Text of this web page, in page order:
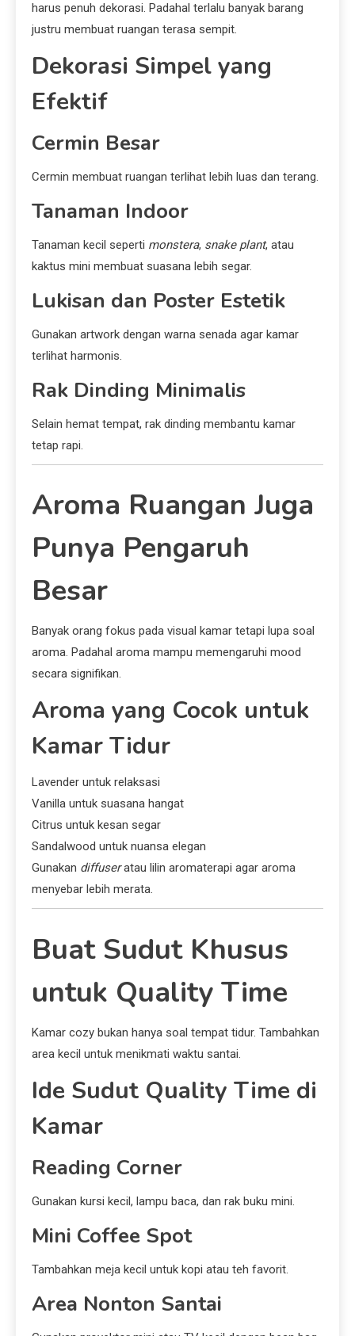
harus penuh dekorasi. Padahal terlalu banyak barang
justru membuat ruangan terasa sempit.
Dekorasi Simpel yang
Efektif
Cermin Besar
Cermin membuat ruangan terlihat lebih luas dan terang.
Tanaman Indoor
Tanaman kecil seperti monstera, snake plant, atau
kaktus mini membuat suasana lebih segar.
Lukisan dan Poster Estetik
Gunakan artwork dengan warna senada agar kamar
terlihat harmonis.
Rak Dinding Minimalis
Selain hemat tempat, rak dinding membantu kamar
tetap rapi.
Aroma Ruangan Juga
Punya Pengaruh
Besar
Banyak orang fokus pada visual kamar tetapi lupa soal
aroma. Padahal aroma mampu memengaruhi mood
secara signifikan.
Aroma yang Cocok untuk
Kamar Tidur
Lavender untuk relaksasi
Vanilla untuk suasana hangat
Citrus untuk kesan segar
Sandalwood untuk nuansa elegan
Gunakan diffuseratau lilin aromaterapi agar aroma
menyebar lebih merata.
Buat Sudut Khusus
untuk Quality Time
Kamar cozy bukan hanya soal tempat tidur. Tambahkan
area kecil untuk menikmati waktu santai.
Ide Sudut Quality Time di
Kamar
Reading Corner
Gunakan kursi kecil, lampu baca, dan rak buku mini.
Mini Coffee Spot
Tambahkan meja kecil untuk kopi atau teh favorit.
Area Nonton Santai